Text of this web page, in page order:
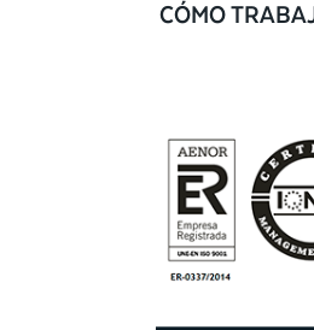
CÓMO